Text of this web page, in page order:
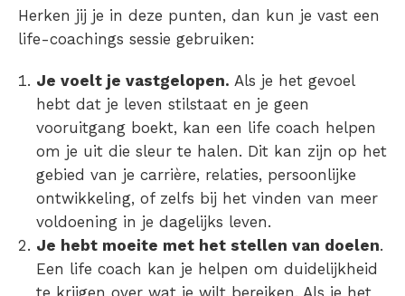
Herken jij je in deze punten, dan kun je vast een
life-coachings sessie gebruiken:
Je voelt je vastgelopen. Als je het gevoel
hebt dat je leven stilstaat en je geen
vooruitgang boekt, kan een life coach helpen
om je uit die sleur te halen. Dit kan zijn op het
gebied van je carrière, relaties, persoonlijke
ontwikkeling, of zelfs bij het vinden van meer
voldoening in je dagelijks leven.
Je hebt moeite met het stellen van doelen.
Een life coach kan je helpen om duidelijkheid